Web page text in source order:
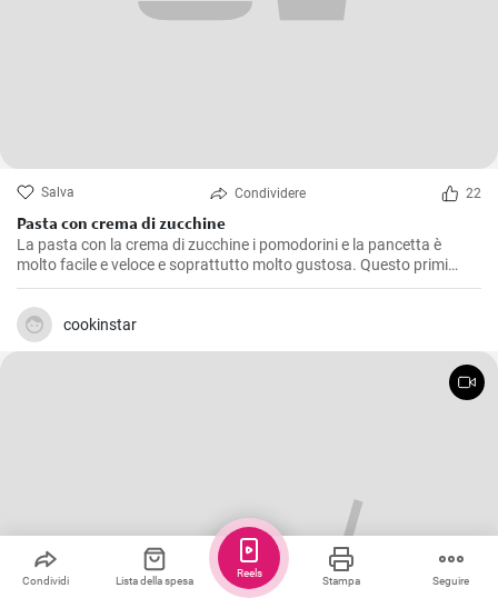
Salva Condividere 22
Pasta con crema di zucchine
La pasta con la crema di zucchine i pomodorini e la pancetta è
molto facile e veloce e soprattutto molto gustosa. Questo primi
piatto è tanto cremoso grazie alla crema di zucchine, “fresco” grazie
ai pomodorini e croccante vista l'aggiunta della pancetta.
cookinstar
Condividi Lista della spesa Stampa Seguire
Reels